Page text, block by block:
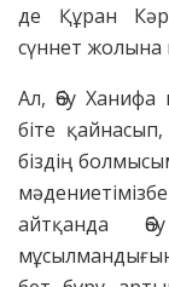
де Құран
сүннет жолына
Ал, Әбу Ханифа
біте
біздің
айтқанда